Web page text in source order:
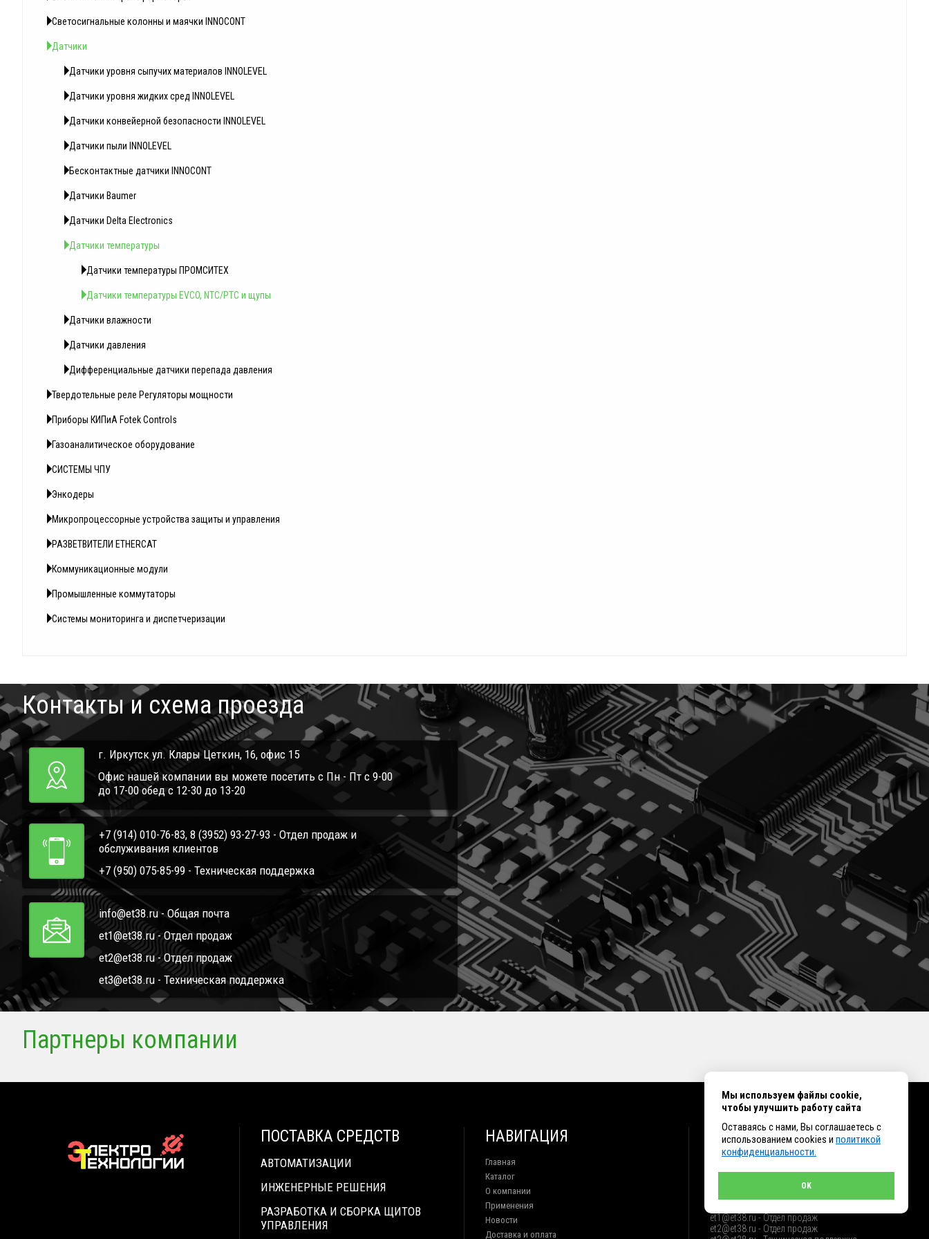
Светосигнальные колонны и маячки INNOCONT
Датчики
Датчики уровня сыпучих материалов INNOLEVEL
Датчики уровня жидких сред INNOLEVEL
Датчики конвейерной безопасности INNOLEVEL
Датчики пыли INNOLEVEL
Бесконтактные датчики INNOCONT
Датчики Baumer
Датчики Delta Electronics
Датчики температуры
Датчики температуры ПРОМСИТЕХ
Датчики температуры EVCO, NTC/PTC и щупы
Датчики влажности
Датчики давления
Дифференциальные датчики перепада давления
Твердотельные реле Регуляторы мощности
Приборы КИПиА Fotek Controls
Газоаналитическое оборудование
СИСТЕМЫ ЧПУ
Энкодеры
Микропроцессорные устройства защиты и управления
РАЗВЕТВИТЕЛИ ETHERCAT
Коммуникационные модули
Промышленные коммутаторы
Системы мониторинга и диспетчеризации
Контакты и схема проезда
г. Иркутск ул. Клары Цеткин, 16, офис 15
Офис нашей компании вы можете посетить с Пн - Пт с 9-00
до 17-00 обед с 12-30 до 13-20
+7 (914) 010-76-83, 8 (3952) 93-27-93 - Отдел продаж и
обслуживания клиентов
+7 (950) 075-85-99 - Техническая поддержка
info@et38.ru - Общая почта
et1@et38.ru - Отдел продаж
et2@et38.ru - Отдел продаж
et3@et38.ru - Техническая поддержка
Партнеры компании
ПОСТАВКА СРЕДСТВ
АВТОМАТИЗАЦИИ
ИНЖЕНЕРНЫЕ РЕШЕНИЯ
РАЗРАБОТКА И СБОРКА ЩИТОВ
УПРАВЛЕНИЯ
НАВИГАЦИЯ
Главная
Каталог
О компании
Применения
Новости
Доставка и оплата
КОНТАКТЫ
+7 (914) 010-76-83, 8 (3952) 93-27-93 - Отдел
et1@et38.ru - Отдел продаж
et2@et38.ru - Отдел продаж
Мы используем файлы cookie,
чтобы улучшить работу сайта
Оставаясь с нами, Вы соглашаетесь с
использованием cookies и политикой
конфиденциальности.
OK